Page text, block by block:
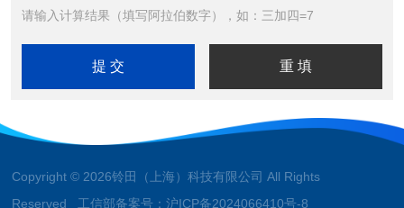
请输入计算结果（填写阿拉伯数字），如：三加四=7
Copyright © 2026铃田（上海）科技有限公司 All Rights
Reserved 工信部备案号：沪ICP备2024066410号-8